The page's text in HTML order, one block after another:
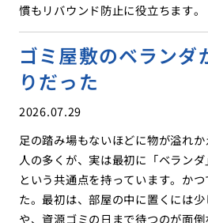
慣もリバウンド防止に役立ちます。
ゴミ屋敷のベランダ
りだった
2026.07.29
足の踏み場もないほどに物が溢れ
人の多くが、実は最初に「ベラン
という共通点を持っています。か
た。最初は、部屋の中に置くには
や、資源ゴミの日まで待つのが面